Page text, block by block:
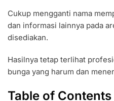
Cukup mengganti nama
dan informasi lainnya pada
disediakan.
Hasilnya tetap terlihat
bunga yang harum dan
Table of Contents